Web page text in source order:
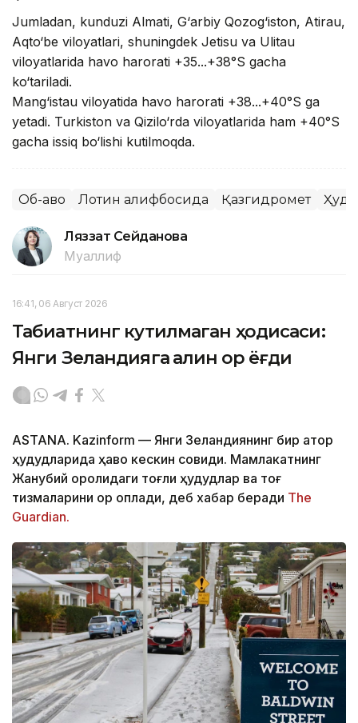
Jumladan, kunduzi Almati, G‘arbiy Qozog‘iston, Atirau,
Aqto‘be viloyatlari, shuningdek Jetisu va Ulitau
viloyatlarida havo harorati +35...+38°S gacha
ko‘tariladi.
Mang‘istau viloyatida havo harorati +38...+40°S ga
yetadi. Turkiston va Qizilo‘rda viloyatlarida ham +40°S
gacha issiq bo‘lishi kutilmoqda.
Об-ҳаво Лотин алифбосида Қазгидромет
Ляззат Сейданова
Муаллиф
16:41, 06 Август 2026
Табиатнинг кутилмаган ҳодисаси:
Янги Зеландияга қалин қор ёғди
ASTANA. Kazinform — Янги Зеландиянинг бир қатор
ҳудудларида ҳаво кескин совиди. Мамлакатнинг
Жанубий оролидаги тоғли ҳудудлар ва тоғ
тизмаларини қор қоплади, деб хабар беради The
Guardian.